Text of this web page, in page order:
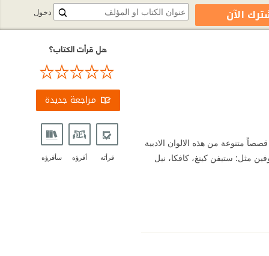
متنوعة من هذه الالوان الادبية
مثل: ستيفن كينغ، كافكا، نيل
هل قرأت الكتاب؟
مراجعة جديدة
قرأته أقرؤه سأقرؤه
دخول الآن